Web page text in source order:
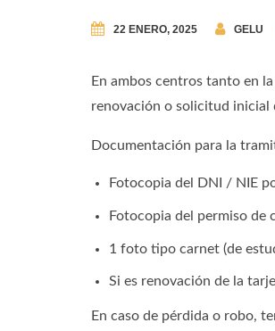
22 ENERO, 2025 GELU
En ambos centros tanto en
renovación o solicitud inicial
Documentación para la
Fotocopia del DNI / NIE
Fotocopia del permiso de
1 foto tipo carnet (de
Si es renovación de la
En caso de pérdida o robo,